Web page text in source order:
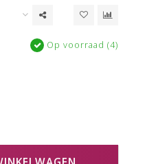
Op voorraad (4)